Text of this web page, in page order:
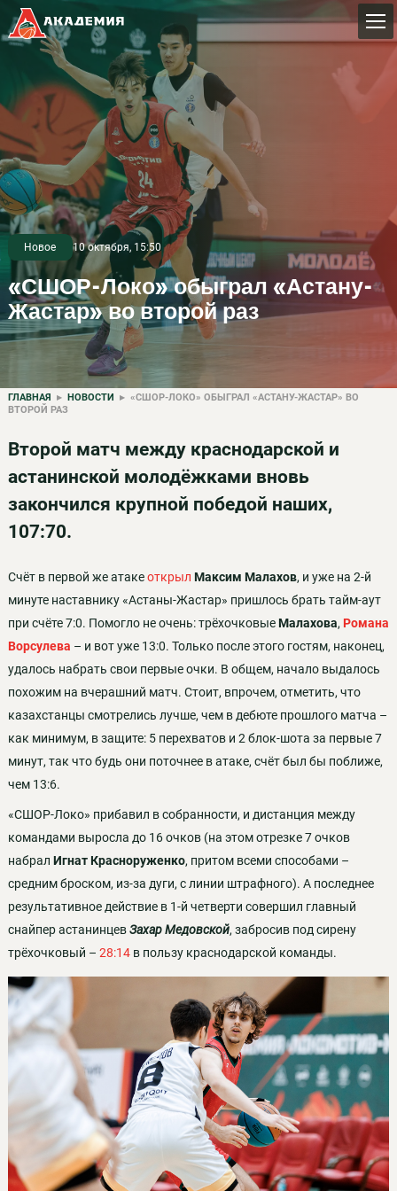
Новое 10 октября, 15:50
«СШОР-Локо» обыграл «Астану-
Жастар» во второй раз
ГЛАВНАЯ ▸ НОВОСТИ ▸ «СШОР-ЛОКО» ОБЫГРАЛ «АСТАНУ-ЖАСТАР» ВО
ВТОРОЙ РАЗ
Второй матч между краснодарской и
астанинской молодёжками вновь
закончился крупной победой наших,
107:70.
Счёт в первой же атакеоткрыл Максим Малахов, и уже на 2-й
минуте наставнику «Астаны-Жастар» пришлось брать тайм-аут
при счёте 7:0. Помогло не очень: трёхочковыеМалахова, Романа
Ворсулева – и вот уже 13:0. Только после этого гостям, наконец,
удалось набрать свои первые очки. В общем, начало выдалось
похожим на вчерашний матч. Стоит, впрочем, отметить, что
казахстанцы смотрелись лучше, чем в дебюте прошлого матча –
как минимум, в защите: 5 перехватов и 2 блок-шота за первые 7
минут, так что будь они поточнее в атаке, счёт был бы поближе,
чем 13:6.
«СШОР-Локо» прибавил в собранности, и дистанция между
командами выросла до 16 очков (на этом отрезке 7 очков
набрал Игнат Красноруженко, притом всеми способами –
средним броском, из-за дуги, с линии штрафного). А последнее
результативное действие в 1-й четверти совершил главный
снайпер астанинцевЗахар Медовской, забросив под сирену
трёхочковый – 28:14в пользу краснодарской команды.